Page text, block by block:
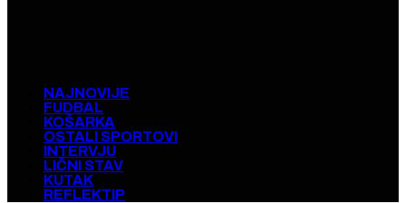
NAJNOVIJE
FUDBAL
KOŠARKA
OSTALI SPORTOVI
INTERVJU
LIČNI STAV
KUTAK
REFLEKTIP